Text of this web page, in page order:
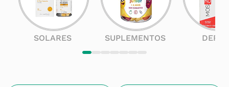
SOLARES SUPLEMENTOS